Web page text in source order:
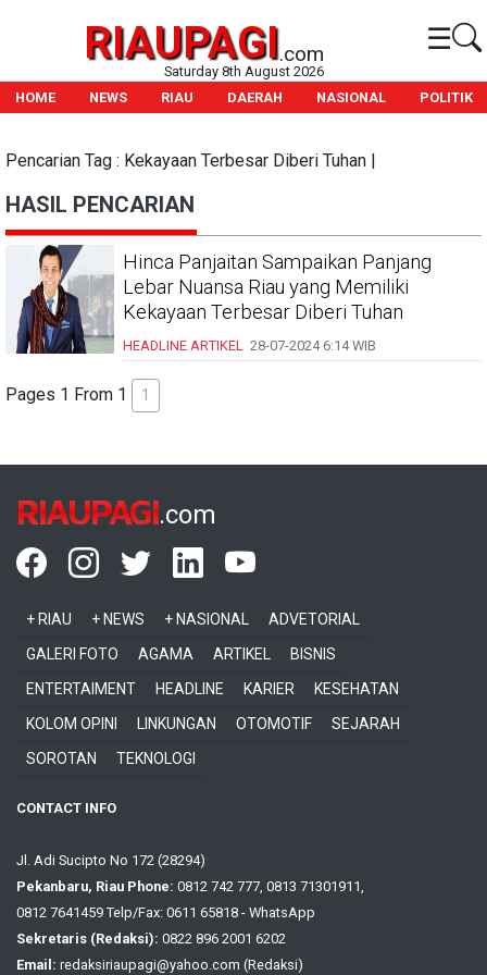
RIAUPAGI.com ☰
Saturday 8th August 2026
HOME
NEWS RIAU DAERAH NASIONAL POLITIK
Pencarian Tag : Kekayaan Terbesar Diberi Tuhan |
HASIL PENCARIAN
Hinca Panjaitan Sampaikan Panjang
Lebar Nuansa Riau yang Memiliki
Kekayaan Terbesar Diberi Tuhan
HEADLINE ARTIKEL 28-07-20246:14 WIB
Pages 1 From 1 1
RIAUPAGI.com
+ RIAU + NEWS + NASIONAL
ADVETORIAL
GALERI FOTO
AGAMA ARTIKEL
BISNIS
ENTERTAIMENT
HEADLINE KARIER
KESEHATAN
KOLOM OPINI
LINKUNGAN OTOMOTIF
SEJARAH
SOROTAN
TEKNOLOGI
CONTACT INFO
Jl. Adi Sucipto No 172 (28294)
Pekanbaru, Riau Phone: 0812 742 777, 0813 71301911,
0812 7641459 Telp/Fax: 0611 65818 - WhatsApp
Sekretaris (Redaksi): 0822 896 2001 6202
Email: redaksiriaupagi@yahoo.com (Redaksi)